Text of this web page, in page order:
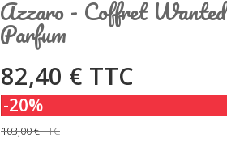
Azzaro - Coffret
Parfum
82,40 € TTC
-20%
103,00 €TTC